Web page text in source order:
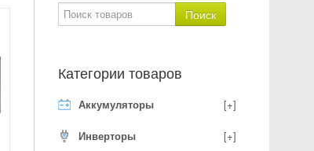
Категории товаров
Аккумуляторы [+]
Инверторы [+]